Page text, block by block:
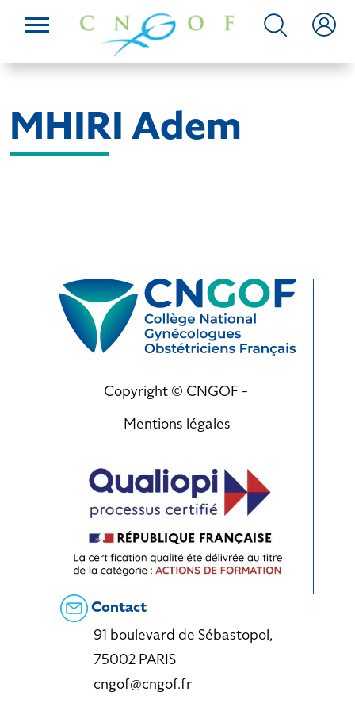
MHIRI Adem
Copyright © CNGOF -
Mentions légales
Contact
91 boulevard de Sébastopol,
75002 PARIS
cngof@cngof.fr